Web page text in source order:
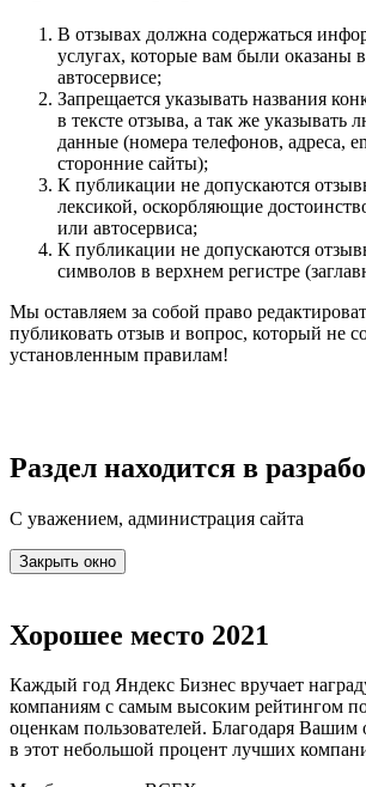
В отзывах должна содержаться
услугах, которые вам были оказаны
автосервисе;
Запрещается указывать названия
в тексте отзыва, а так же указывать
данные (номера телефонов, адреса,
сторонние сайты);
К публикации не допускаются
лексикой, оскорбляющие
или автосервиса;
К публикации не допускаются
символов в верхнем регистре
Мы оставляем за собой право
публиковать отзыв и вопрос, который не
установленным правилам!
Раздел находится в
С уважением, администрация сайта
Закрыть окно
Хорошее место 2021
Каждый год Яндекс Бизнес вручает
компаниям с самым высоким рейтингом
оценкам пользователей. Благодаря
в этот небольшой процент лучших